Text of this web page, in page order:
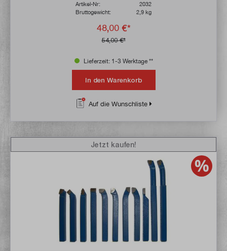
Artikel-Nr:
2032
Bruttogewicht:
2,9 kg
48,00 €*
54,00 €*
Lieferzeit: 1-3 Werktage **
In den Warenkorb
Auf die Wunschliste
Jetzt kaufen!